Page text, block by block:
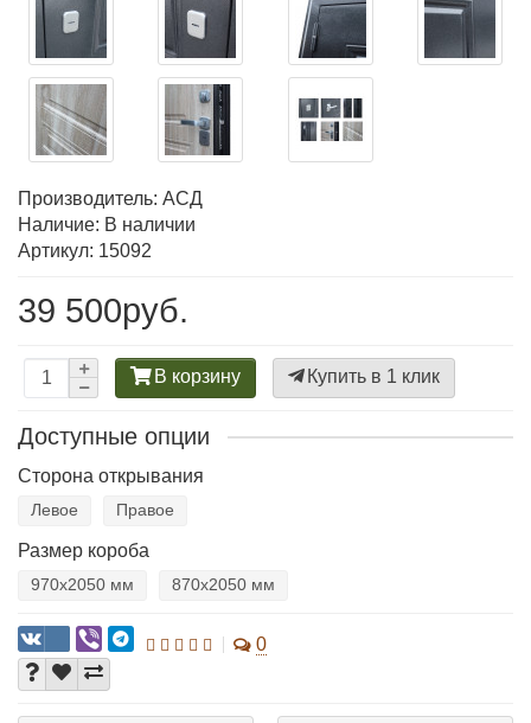
Производитель: АСД
Наличие: В наличии
Артикул: 15092
39 500руб.
В корзину Купить в 1 клик
Доступные опции
Сторона открывания
Левое Правое
Размер короба
970х2050 мм 870х2050 мм
0